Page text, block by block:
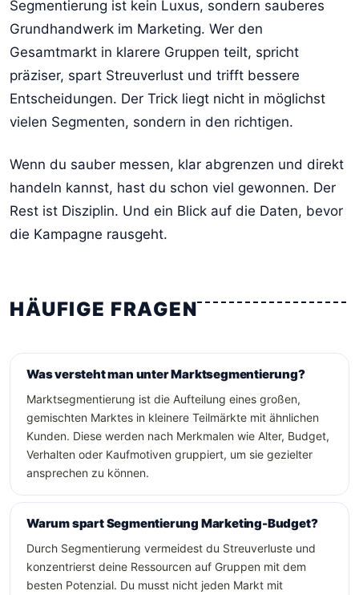
Segmentierung ist kein Luxus, sondern sauberes
Grundhandwerk im Marketing. Wer den
Gesamtmarkt in klarere Gruppen teilt, spricht
präziser, spart Streuverlust und trifft bessere
Entscheidungen. Der Trick liegt nicht in möglichst
vielen Segmenten, sondern in den richtigen.
Wenn du sauber messen, klar abgrenzen und direkt
handeln kannst, hast du schon viel gewonnen. Der
Rest ist Disziplin. Und ein Blick auf die Daten, bevor
die Kampagne rausgeht.
HÄUFIGE FRAGEN
Was versteht man unter Marktsegmentierung?
Marktsegmentierung ist die Aufteilung eines großen,
gemischten Marktes in kleinere Teilmärkte mit ähnlichen
Kunden. Diese werden nach Merkmalen wie Alter, Budget,
Verhalten oder Kaufmotiven gruppiert, um sie gezielter
ansprechen zu können.
Warum spart Segmentierung Marketing-Budget?
Durch Segmentierung vermeidest du Streuverluste und
konzentrierst deine Ressourcen auf Gruppen mit dem
besten Potenzial. Du musst nicht jeden Markt mit